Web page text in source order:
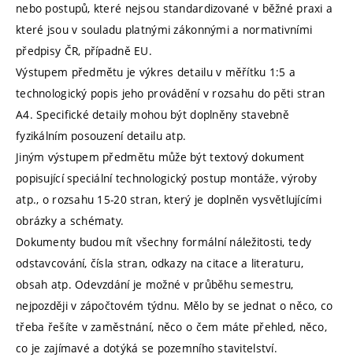
nebo postupů, které nejsou standardizované v běžné praxi a
které jsou v souladu platnými zákonnými a normativními
předpisy ČR, případně EU.
Výstupem předmětu je výkres detailu v měřítku 1:5 a
technologický popis jeho provádění v rozsahu do pěti stran
A4. Specifické detaily mohou být doplněny stavebně
fyzikálním posouzení detailu atp.
Jiným výstupem předmětu může být textový dokument
popisující speciální technologický postup montáže, výroby
atp., o rozsahu 15-20 stran, který je doplněn vysvětlujícími
obrázky a schématy.
Dokumenty budou mít všechny formální náležitosti, tedy
odstavcování, čísla stran, odkazy na citace a literaturu,
obsah atp. Odevzdání je možné v průběhu semestru,
nejpozději v zápočtovém týdnu. Mělo by se jednat o něco, co
třeba řešíte v zaměstnání, něco o čem máte přehled, něco,
co je zajímavé a dotýká se pozemního stavitelství.